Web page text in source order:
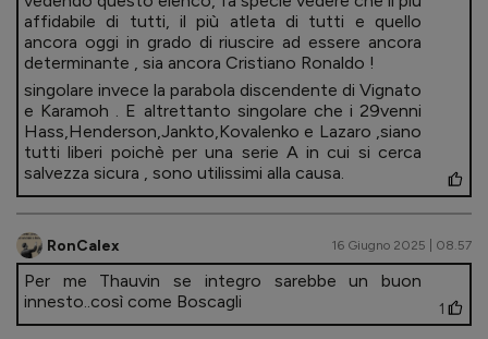
affidabile di tutti, il più atleta di tutti e quello
ancora oggi in grado di riuscire ad essere ancora
determinante , sia ancora Cristiano Ronaldo !
singolare invece la parabola discendente di Vignato
e Karamoh . E altrettanto singolare che i 29venni
Hass,Henderson,Jankto,Kovalenko e Lazaro ,siano
tutti liberi poichè per una serie A in cui si cerca
salvezza sicura , sono utilissimi alla causa.
RonCalex 16 Giugno 2025 | 08.57
Per me Thauvin se integro sarebbe un buon
innesto..così come Boscagli
1